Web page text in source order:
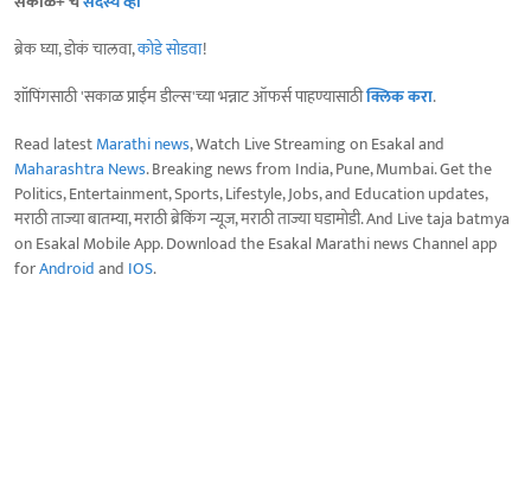
ब्रेक घ्या, डोकं चालवा,कोडे सोडवा!
शॉपिंगसाठी 'सकाळ प्राईम डील्स'च्या भन्नाट ऑफर्स पाहण्यासाठीक्लिक करा.
Read latestMarathi news, Watch Live Streaming on Esakal and
Maharashtra News. Breaking news from India, Pune, Mumbai. Get the
Politics, Entertainment, Sports, Lifestyle, Jobs, and Education updates,
मराठी ताज्या बातम्या, मराठी ब्रेकिंग न्यूज, मराठी ताज्या घडामोडी. And Live taja batmya
on Esakal Mobile App. Download the Esakal Marathi news Channel app
forAndroidand IOS.